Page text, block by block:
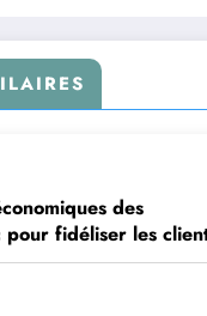
des
pour fidéliser les